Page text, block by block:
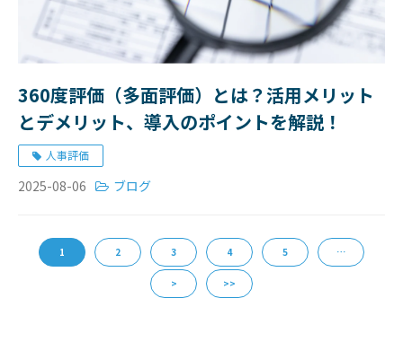
360度評価（多面評価）とは？活用メリット
とデメリット、導入のポイントを解説！
人事評価
2025-08-06 ブログ
1 2 3 4 5 …
> >>